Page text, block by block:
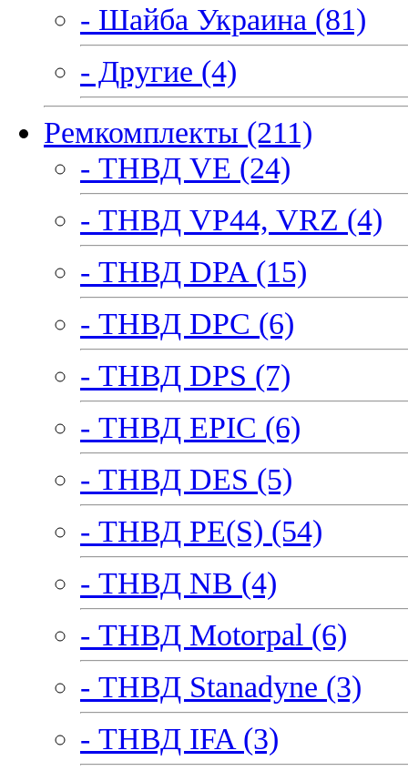
- Шайба Украина (81)
- Другие (4)
Ремкомплекты (211)
- ТНВД VE (24)
- ТНВД VP44, VRZ (4)
- ТНВД DPA (15)
- ТНВД DPC (6)
- ТНВД DPS (7)
- ТНВД EPIC (6)
- ТНВД DES (5)
- ТНВД PE(S) (54)
- ТНВД NB (4)
- ТНВД Motorpal (6)
- ТНВД Stanadyne (3)
- ТНВД IFA (3)